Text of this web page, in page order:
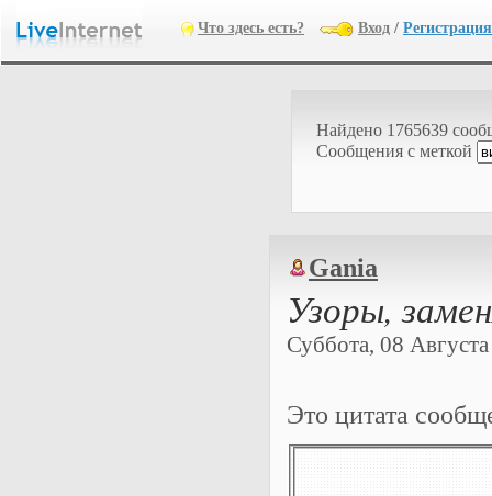
Что здесь есть? Вход / Регистрация
Найдено 1765639
Cообщения с меткой
Gania
Узоры,
Суббота, 08
Это цитата